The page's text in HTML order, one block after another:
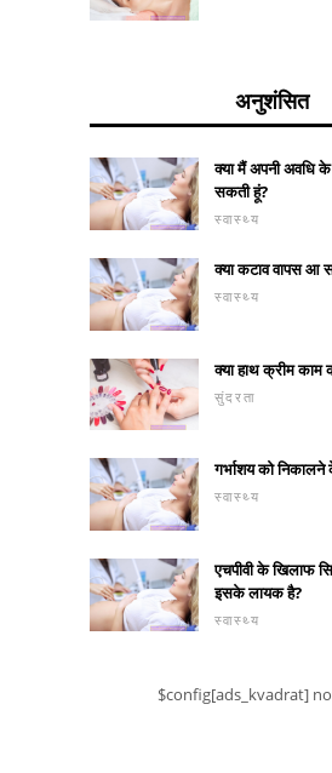
अनुशंसित
क्या मैं अपनी अवधि के
सकती हूं?
स्वास्थ्य
क्या कटाव वापस आ
स्वास्थ्य
क्या हाथ क्रीम काम
सुंदरता
गर्भाशय को निकालने
स्वास्थ्य
एचपीवी के खिलाफ
इसके लायक है?
स्वास्थ्य
$config[ads_kvadrat]